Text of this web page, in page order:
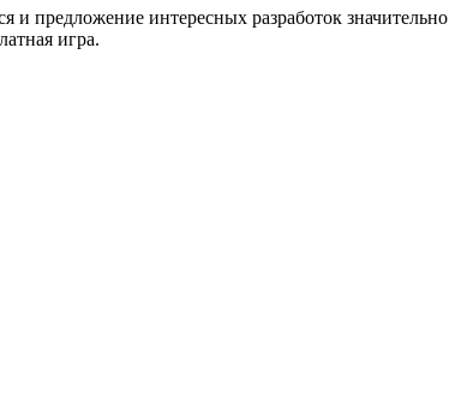
и предложение интересных разработок значительно
игра.